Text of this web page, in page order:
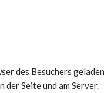
des Besuchers
der Seite und am Server.